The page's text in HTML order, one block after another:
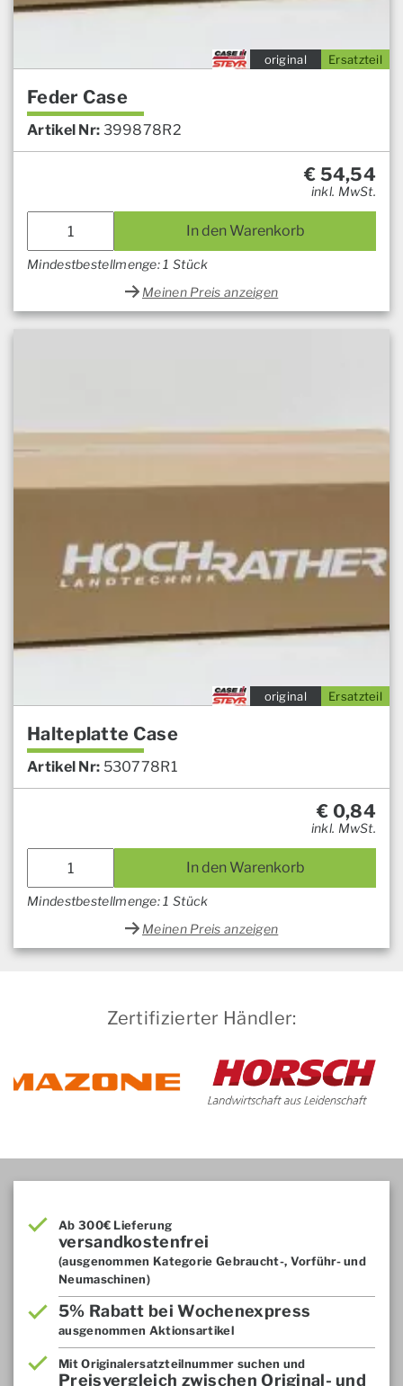
Ersatzteil
original
Feder Case
Artikel Nr: 399878R2
€ 54,54
inkl. MwSt.
In den Warenkorb
Mindestbestellmenge: 1 Stück
Meinen Preis anzeigen
Ersatzteil
original
Halteplatte Case
Artikel Nr: 530778R1
€ 0,84
inkl. MwSt.
In den Warenkorb
Mindestbestellmenge: 1 Stück
Meinen Preis anzeigen
Zertifizierter Händler:
Ab 300€ Lieferung
versandkostenfrei
(ausgenommen Kategorie Gebraucht-, Vorführ- und
Neumaschinen)
5% Rabatt bei Wochenexpress
ausgenommen Aktionsartikel
Mit Originalersatzteilnummer suchen und
Preisvergleich zwischen Original- und